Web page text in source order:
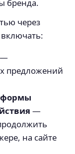
бренда.
через
—
предложений
—
на сайте